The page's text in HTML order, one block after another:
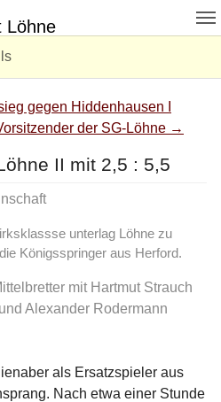
gegen Hiddenhausen I
der SG-Löhne →
II mit 2,5 : 5,5
unterlag Löhne zu
Königsspringer aus Herford.
mit Hartmut Strauch
Alexander Rodermann
als Ersatzspieler aus
Nach etwa einer Stunde